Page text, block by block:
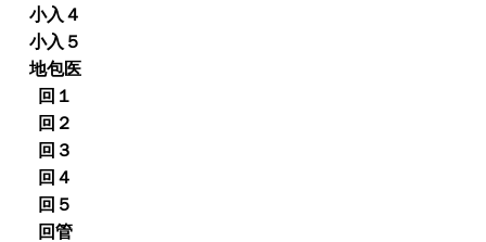
小入４
小入５
地包医
回１
回２
回３
回４
回５
回管